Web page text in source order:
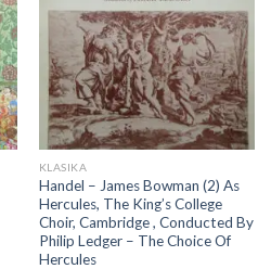
KLASIKA
Handel – James Bowman (2) As
Hercules, The King’s College
Choir, Cambridge , Conducted By
Philip Ledger – The Choice Of
Hercules